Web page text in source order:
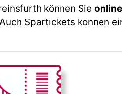
können Sie
Spartickets können